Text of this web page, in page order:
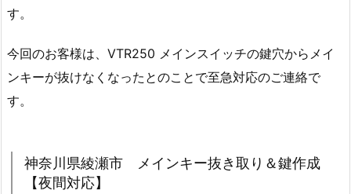
奈
川
市
メ
す。
今回のお客様は、VTR250 メインスイッチの鍵穴からメイ
ンキーが抜けなくなったとのことで至急対応のご連絡で
す。
神奈川県綾瀬市 メインキー抜き取り＆鍵作成
【夜間対応】